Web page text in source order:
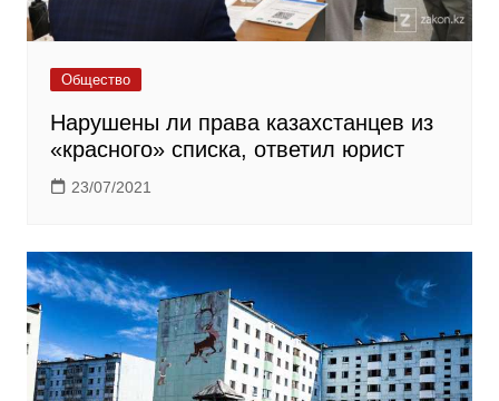
Общество
Нарушены ли права казахстанцев из
«красного» списка, ответил юрист
23/07/2021